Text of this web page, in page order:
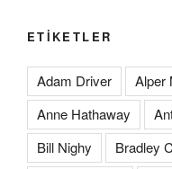
ETIKETLER
Adam Driver Alper
Anne Hathaway
Bill Nighy
Bradley